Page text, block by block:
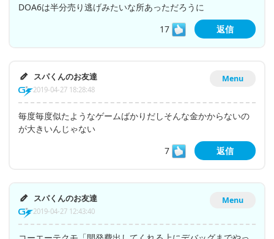
DOA6は半分売り逃げみたいな所あっただろうに
17
返信
Menu
スパくんのお友達
2019-04-27 18:28:48
毎度毎度似たようなゲームばかりだしそんな金かからないの
が大きいんじゃない
7
返信
Menu
スパくんのお友達
2019-04-27 12:43:40